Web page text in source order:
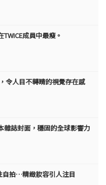
成員中最瘦。
令人目不轉睛的視覺存在感
雜誌封面，穩固的全球影響力
自拍…精緻妝容引人注目